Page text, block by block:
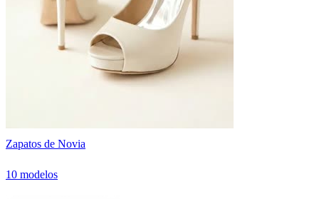
Zapatos de Novia
10 modelos